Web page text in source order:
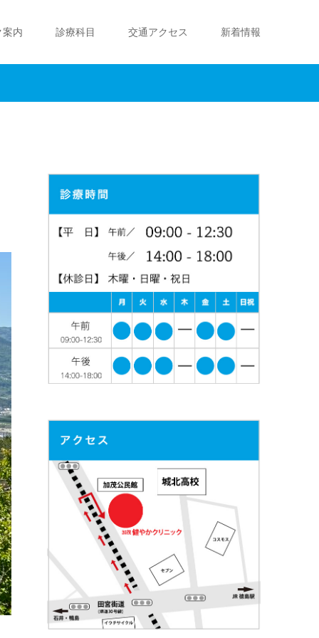
案内 診療科目 交通アクセス 新着情報